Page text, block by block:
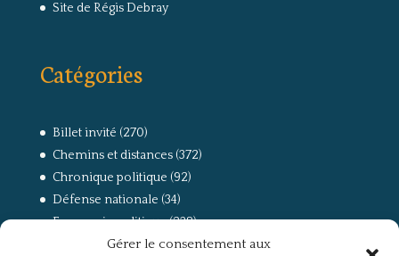
Gérer le consentement aux
Site de Régis Debray
Catégories
Billet invité (270)
Chemins et distances(372)
Chronique politique (92)
Défense nationale (34)
Economie politique(238)
(168)